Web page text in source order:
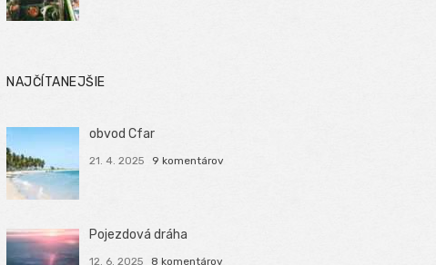
NAJČÍTANEJŠIE
obvod Cfar
21. 4. 2025 9 komentárov
Pojezdová dráha
12. 6. 2025 8 komentárov